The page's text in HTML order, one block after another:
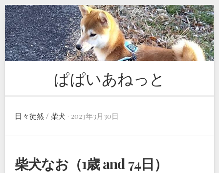
Skip
to
content
ぱぱいあねっと
日々徒然 / 柴犬 · 2023年3月30日
柴犬なお（1歳 and 74日）